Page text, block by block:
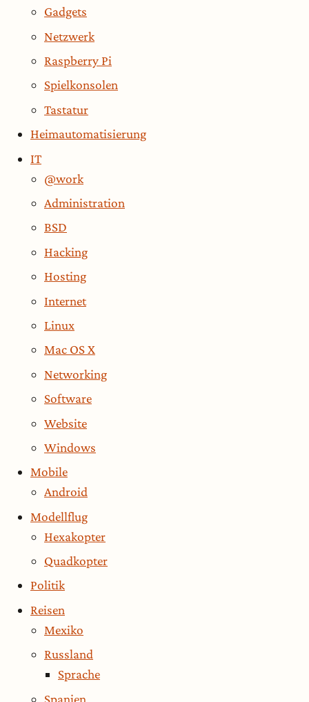
Gadgets
Netzwerk
Raspberry Pi
Spielkonsolen
Tastatur
Heimautomatisierung
IT
@work
Administration
BSD
Hacking
Hosting
Internet
Linux
Mac OS X
Networking
Software
Website
Windows
Mobile
Android
Modellflug
Hexakopter
Quadkopter
Politik
Reisen
Mexiko
Russland
Sprache
Spanien